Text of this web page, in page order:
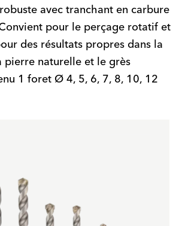
avec tranchant en carbure
pour le perçage rotatif et
des résultats propres dans la
pierre naturelle et le grès
1 foret Ø 4, 5, 6, 7, 8, 10, 12